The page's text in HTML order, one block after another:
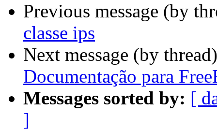
Previous message (by
classe ips
Next message (by
Documentação para
Messages sorted by: [
]